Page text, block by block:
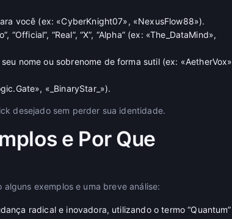
você (ex: «CyberKnight07», «NexusFlow88»).
“Official”, “Real”, “X”, “Alpha” (ex: «The_DataMind»,
nome ou sobrenome de forma sutil (ex: «AetherVox»
«_BinaryStar_»).
desejado sem perder sua identidade.
e Por Que
exemplos e uma breve análise:
radical e inovadora, utilizando o termo “Quantum”